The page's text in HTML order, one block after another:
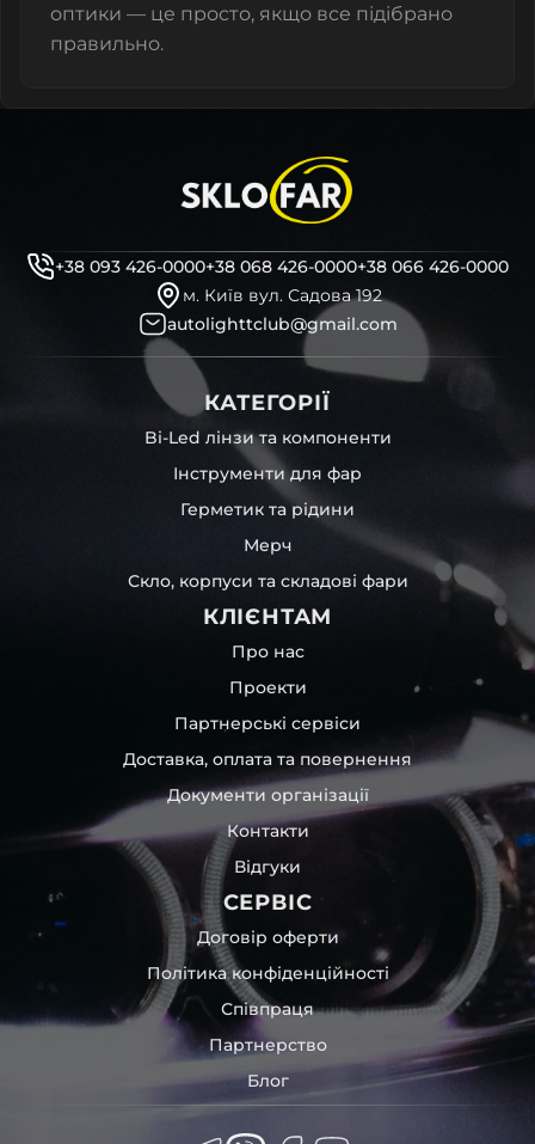
оптики — це просто, якщо все підібрано
правильно.
+38 093 426-0000+38 068 426-0000+38 066 426-0000
м. Київ вул. Садова 192
autolighttclub@gmail.com
КАТЕГОРІЇ
Bi-Led лінзи та компоненти
Інструменти для фар
Герметик та рідини
Мерч
Скло, корпуси та складові фари
КЛІЄНТАМ
Про нас
Проекти
Партнерські сервіси
Доставка, оплата та повернення
Документи організації
Контакти
Відгуки
СЕРВІС
Договір оферти
Політика конфіденційності
Співпраця
Партнерство
Блог